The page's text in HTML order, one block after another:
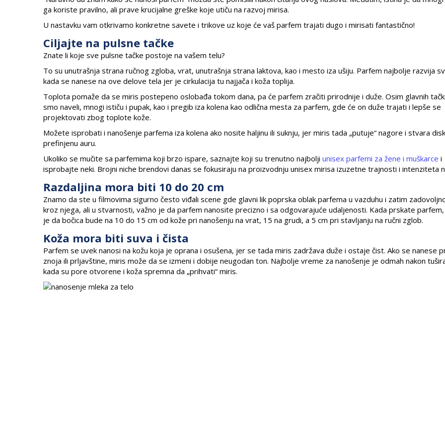
ga koriste pravilno, ali prave krucijalne greške koje utiču na razvoj mirisa.
U nastavku vam otkrivamo konkretne savete i trikove uz koje će vaš parfem trajati dugo i mirisati fantastično!
Ciljajte na pulsne tačke
Znate li koje sve pulsne tačke postoje na vašem telu?
To su unutrašnja strana ručnog zgloba, vrat, unutrašnja strana laktova, kao i mesto iza ušiju. Parfem najbolje razvija
kada se nanese na ove delove tela jer je cirkulacija tu najjača i koža toplija.
Toplota pomaže da se miris postepeno oslobađa tokom dana, pa će parfem zračiti prirodnije i duže. Osim glavnih
smo naveli, mnogi ističu i pupak, kao i pregib iza kolena kao odlična mesta za parfem, gde će on duže trajati i lepše se
projektovati zbog toplote kože.
Možete isprobati i nanošenje parfema iza kolena ako nosite haljinu ili suknju, jer miris tada „putuje“ nagore i stvara
prefinjenu auru.
Ukoliko se mučite sa parfemima koji brzo ispare, saznajte koji su trenutno najbolji unisex parfemi za žene i muškarce i
isprobajte neki. Brojni niche brendovi danas se fokusiraju na proizvodnju unisex mirisa izuzetne trajnosti i intenziteta
Razdaljina mora biti 10 do 20 cm
Znamo da ste u filmovima sigurno često viđali scene gde glavni lik poprska oblak parfema u vazduhu i zatim
kroz njega, ali u stvarnosti, važno je da parfem nanosite precizno i sa odgovarajuće udaljenosti. Kada prskate
je da bočica bude na 10 do 15 cm od kože pri nanošenju na vrat, 15 na grudi, a 5 cm pri stavljanju na ručni zglob.
Koža mora biti suva i čista
Parfem se uvek nanosi na kožu koja je oprana i osušena, jer se tada miris zadržava duže i ostaje čist. Ako se nanese
znoja ili prljavštine, miris može da se izmeni i dobije neugodan ton. Najbolje vreme za nanošenje je odmah nakon
kada su pore otvorene i koža spremna da „prihvati“ miris.